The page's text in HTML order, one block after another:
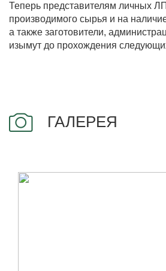
Теперь представителям личных
производимого сырья и на
а также заготовители,
изымут до прохождения
ГАЛЕРЕЯ